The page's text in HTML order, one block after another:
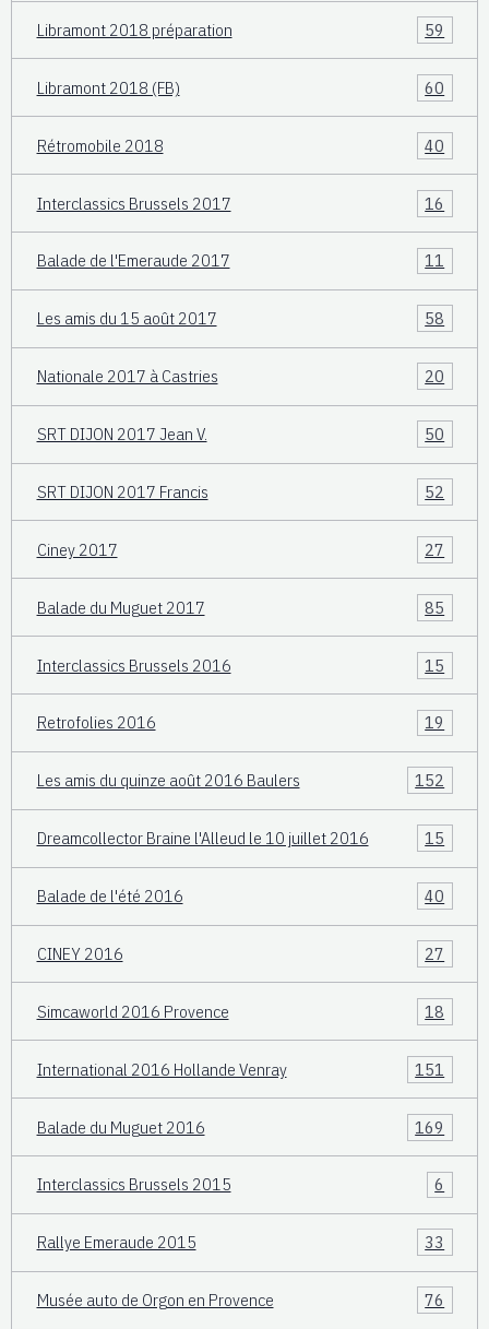
Libramont 2018 préparation 59
Libramont 2018 (FB) 60
Rétromobile 2018 40
Interclassics Brussels 2017 16
Balade de l'Emeraude 2017 11
Les amis du 15 août 2017 58
Nationale 2017 à Castries 20
SRT DIJON 2017 Jean V. 50
SRT DIJON 2017 Francis 52
Ciney 2017 27
Balade du Muguet 2017 85
Interclassics Brussels 2016 15
Retrofolies 2016 19
Les amis du quinze août 2016 Baulers 152
Dreamcollector Braine l'Alleud le 10 juillet 2016 15
Balade de l'été 2016 40
CINEY 2016 27
Simcaworld 2016 Provence 18
International 2016 Hollande Venray 151
Balade du Muguet 2016 169
Interclassics Brussels 2015 6
Rallye Emeraude 2015 33
Musée auto de Orgon en Provence 76